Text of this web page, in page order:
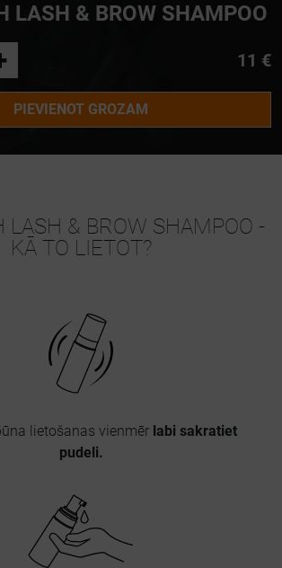
LASH & BROW SHAMPOO
11 €
PIEVIENOT GROZAM
LASH & BROW SHAMPOO -
KĀ TO LIETOT?
lietošanas vienmēr labi sakratiet
pudeli.